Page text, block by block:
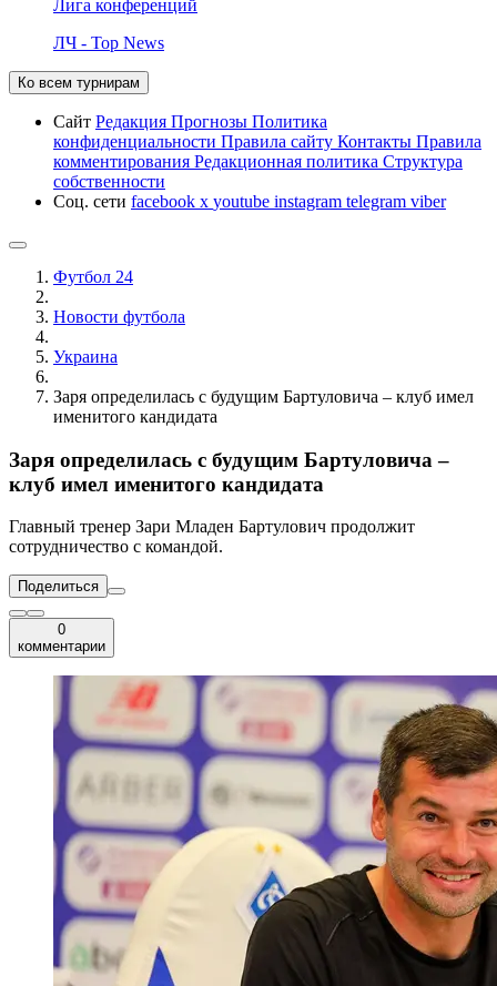
Лига конференций
ЛЧ - Top News
Ко всем турнирам
Сайт Редакция Прогнозы Политика
конфиденциальности Правила сайту Контакты Правила
комментирования Редакционная политика Структура
собственности
Соц. сети facebook x youtube instagram telegram viber
Футбол 24
Новости футбола
Украина
Заря определилась с будущим Бартуловича – клуб имел
именитого кандидата
Заря определилась с будущим Бартуловича –
клуб имел именитого кандидата
Главный тренер Зари Младен Бартулович продолжит
сотрудничество с командой.
Поделиться
0
комментарии